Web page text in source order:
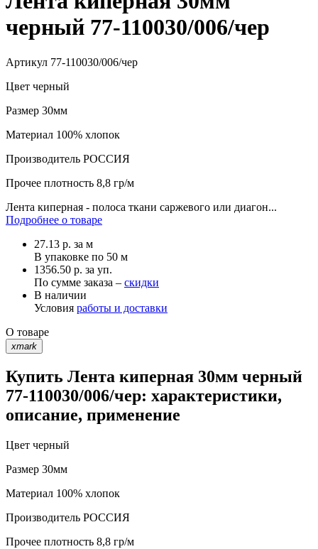
черный 77-110030/006/чер
Артикул 77-110030/006/чер
Цвет черный
Размер 30мм
Материал 100% хлопок
Производитель РОССИЯ
Прочее плотность 8,8 гр/м
Лента киперная - полоса ткани саржевого или диагон...
Подробнее о товаре
27.13 р. за м
В упаковке по 50 м
1356.50 р. за уп.
По сумме заказа – скидки
В наличии
Условия работы и доставки
О товаре
xmark
Купить Лента киперная 30мм черный
77-110030/006/чер: характеристики,
описание, применение
Цвет черный
Размер 30мм
Материал 100% хлопок
Производитель РОССИЯ
Прочее плотность 8,8 гр/м